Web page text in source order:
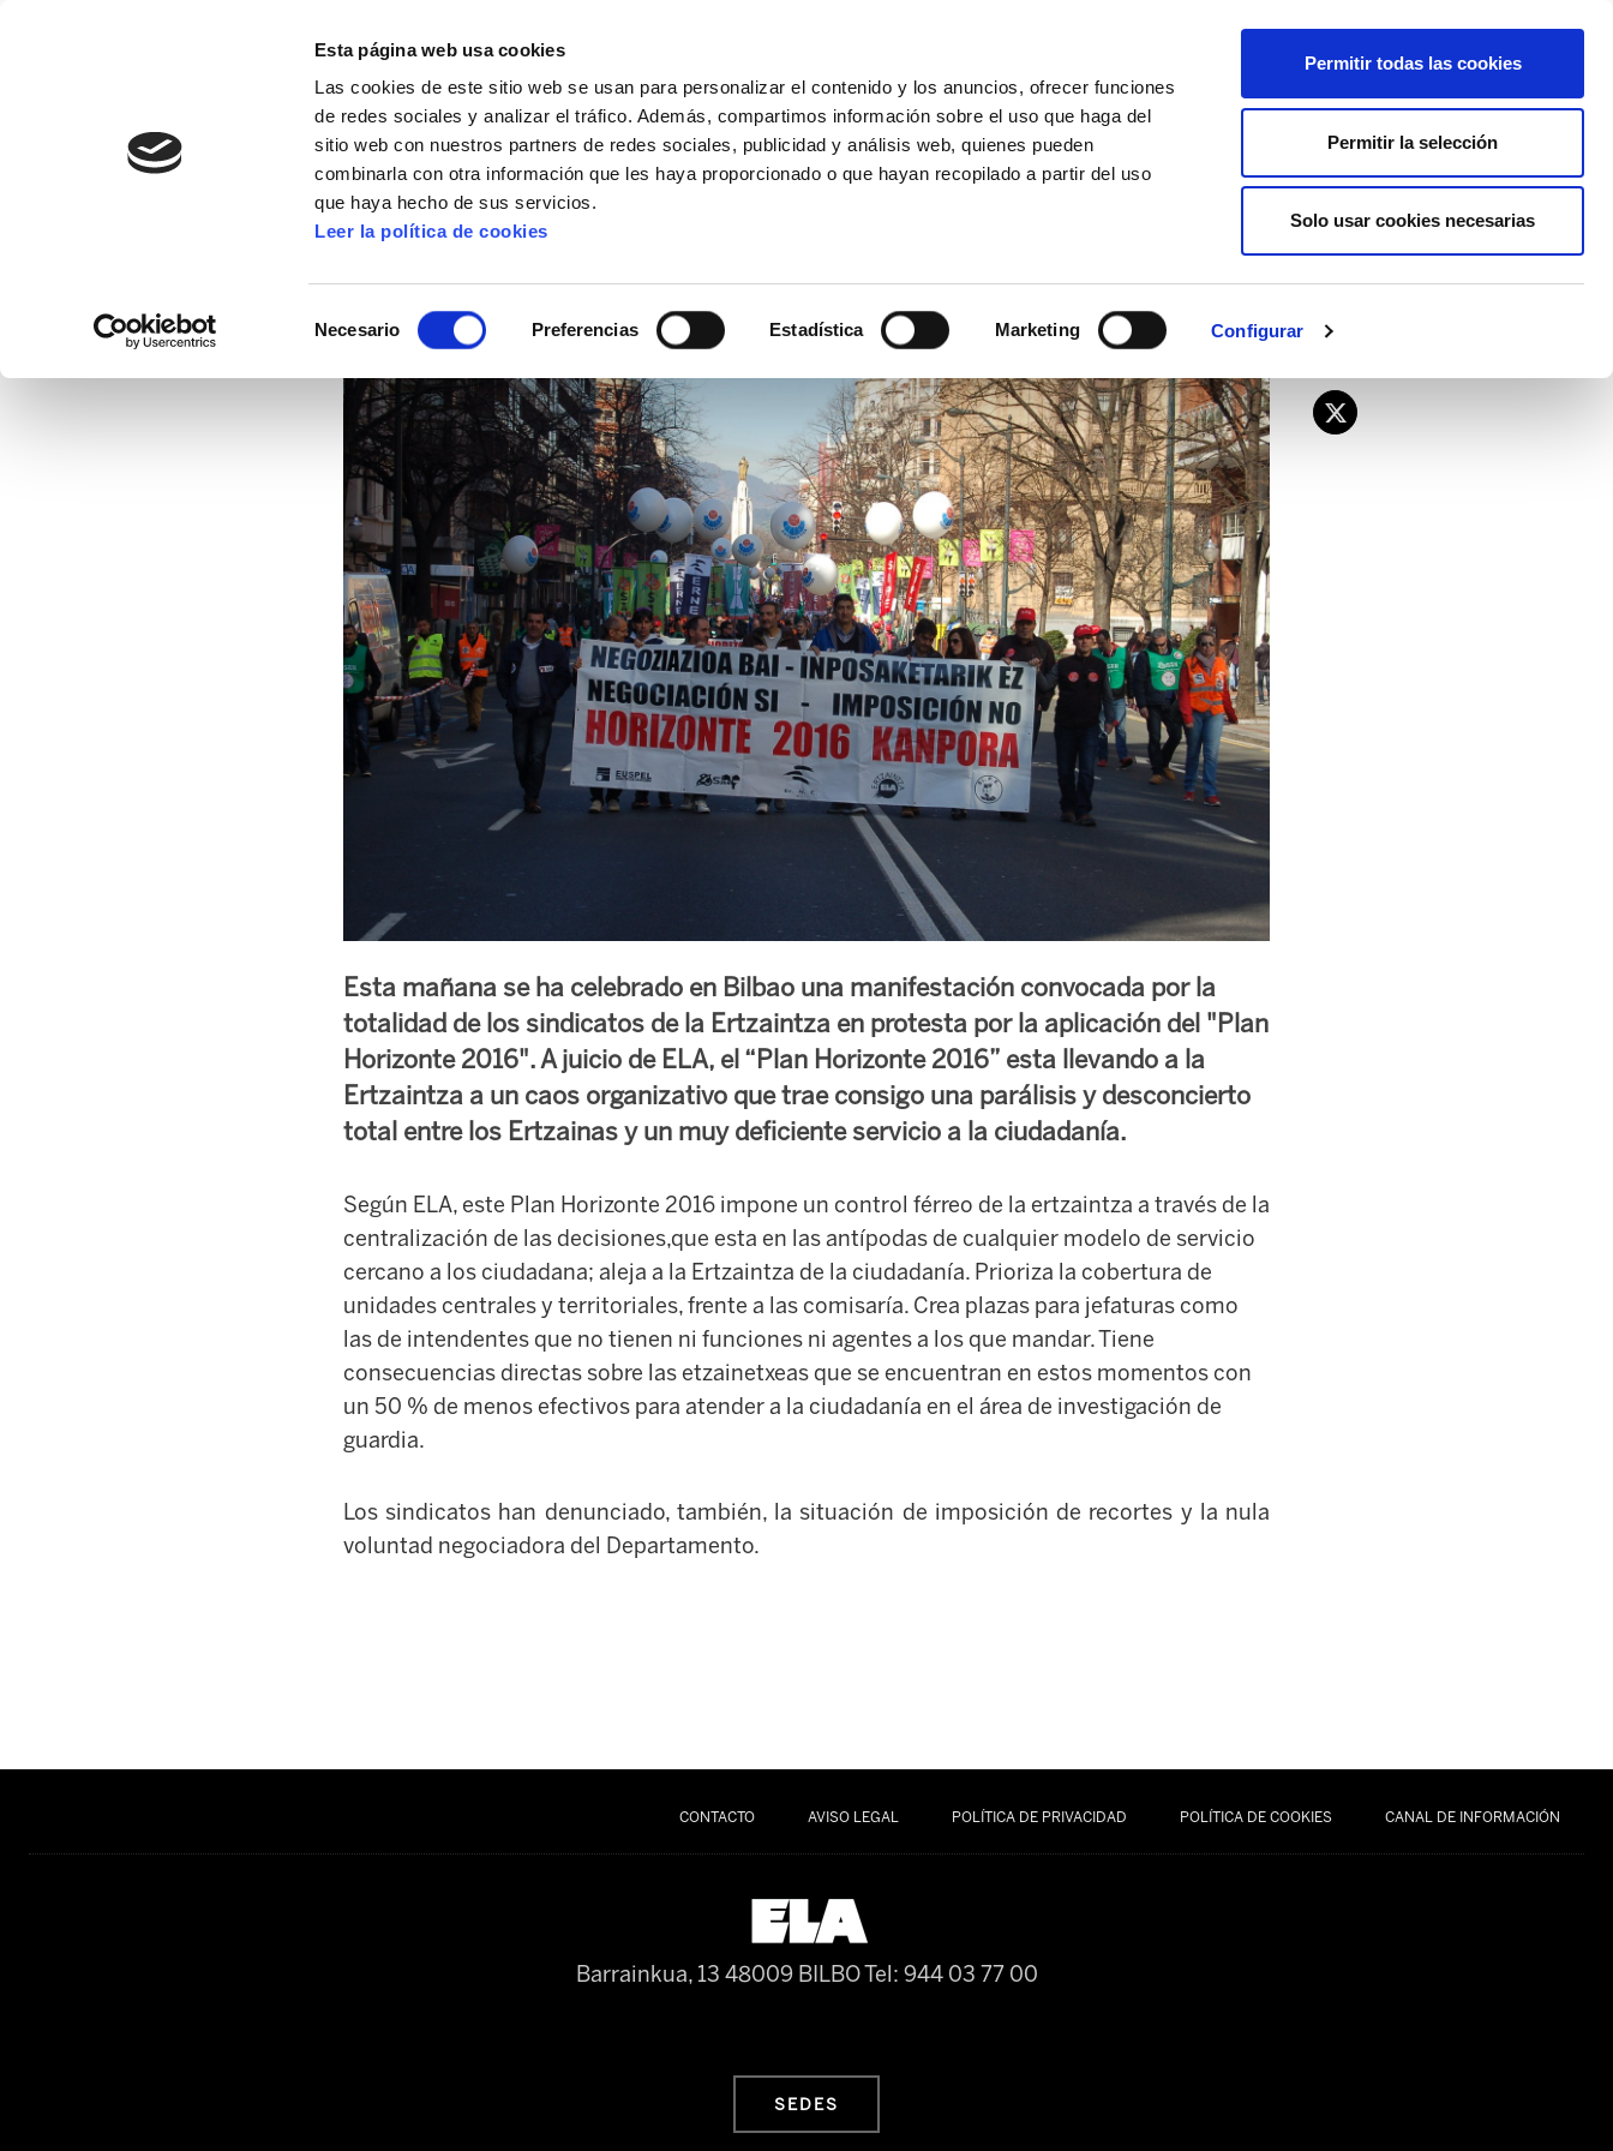
Esta página web usa cookies
Las cookies de este sitio web se usan para personalizar el contenido y los anuncios, ofrecer funciones
de redes sociales y analizar el tráfico. Además, compartimos información sobre el uso que haga del
sitio web con nuestros partners de redes sociales, publicidad y análisis web, quienes pueden
combinarla con otra información que les haya proporcionado o que hayan recopilado a partir del uso
que haya hecho de sus servicios.
Leer la política de cookies
Necesario Preferencias Estadística Marketing Configurar
Permitir todas las cookies
Permitir la selección
Solo usar cookies necesarias
AFÍLIATE
MANU ROBLES-ARANGIZ FUNDAZIOA BIDELAGUN FUNDAZIOA
Plan Horizonte 2016: caos y parada técnica en la Ertzaintza
Esta mañana se ha celebrado en Bilbao una manifestación convocada por la
totalidad de los sindicatos de la Ertzaintza en protesta por la aplicación del "Plan
Horizonte 2016". A juicio de ELA, el “Plan Horizonte 2016” esta llevando a la
Ertzaintza a un caos organizativo que trae consigo una parálisis y desconcierto
total entre los Ertzainas y un muy deficiente servicio a la ciudadanía.
Según ELA, este Plan Horizonte 2016 impone un control férreo de la ertzaintza a través de la
centralización de las decisiones,que esta en las antípodas de cualquier modelo de servicio
cercano a los ciudadana; aleja a la Ertzaintza de la ciudadanía. Prioriza la cobertura de
unidades centrales y territoriales, frente a las comisaría. Crea plazas para jefaturas como
las de intendentes que no tienen ni funciones ni agentes a los que mandar. Tiene
consecuencias directas sobre las etzainetxeas que se encuentran en estos momentos con
un 50 % de menos efectivos para atender a la ciudadanía en el área de investigación de
guardia.
Los sindicatos han denunciado, también, la situación de imposición de recortes y la nula
voluntad negociadora del Departamento.
CONTACTO AVISO LEGAL POLÍTICA DE PRIVACIDAD POLÍTICA DE COOKIES CANAL DE INFORMACIÓN
Barrainkua, 13 48009 BILBOTel: 944 03 77 00
SEDES